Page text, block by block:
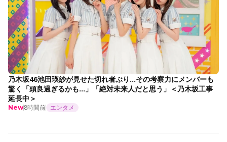
乃木坂46池田瑛紗が見せた切れ者ぶり…その考察力にメンバーも
驚く「頭良過ぎるかも…」「絶対未来人だと思う」＜乃木坂工事
延長中＞
New8時間前 エンタメ